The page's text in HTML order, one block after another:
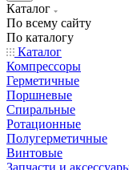
Каталог
По всему сайту
По каталогу
Каталог
Компрессоры
Герметичные
Поршневые
Спиральные
Ротационные
Полугерметичные
Винтовые
Запчасти и